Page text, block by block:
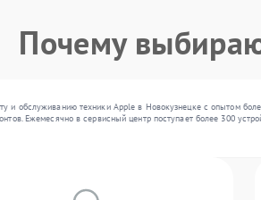
Почему
и обслуживанию техники Apple в Новокузнецке с опытом
Ежемесячно в сервисный центр поступает более 300